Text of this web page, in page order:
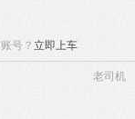
号？ 立即上车
老司机